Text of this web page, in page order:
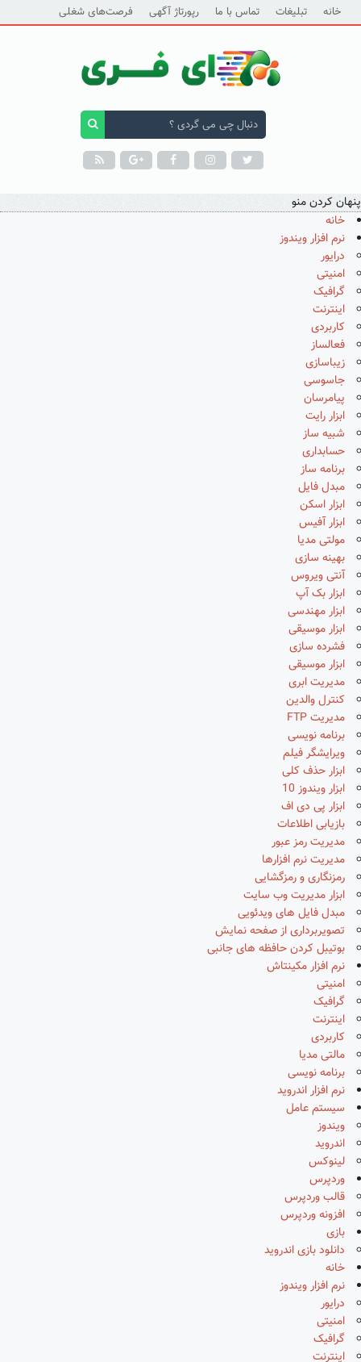
خانه تبلیغات تماس با ما رپورتاژ آگهی فرصت‌های شغلی
پنهان کردن منو
خانه
نرم افزار ویندوز
درایور
امنیتی
گرافیک
اینترنت
کاربردی
فعالساز
زیباسازی
جاسوسی
پیامرسان
ابزار رایت
شبیه ساز
حسابداری
برنامه ساز
مبدل فایل
ابزار اسکن
ابزار آفیس
مولتی مدیا
بهینه سازی
آنتی ویروس
ابزار بک آپ
ابزار مهندسی
ابزار موسیقی
فشرده سازی
ابزار موسیقی
مدیریت ابری
کنترل والدین
مدیریت FTP
برنامه نویسی
ویرایشگر فیلم
ابزار حذف کلی
ابزار ویندوز 10
ابزار پی دی اف
بازیابی اطلاعات
مدیریت رمز عبور
مدیریت نرم افزارها
رمزنگاری و رمزگشایی
ابزار مدیریت وب سایت
مبدل فایل های ویدئویی
تصویربرداری از صفحه نمایش
بوتیبل کردن حافظه های جانبی
نرم افزار مکینتاش
امنیتی
گرافیک
اینترنت
کاربردی
مالتی مدیا
برنامه نویسی
نرم افزار اندروید
سیستم عامل
ویندوز
اندروید
لینوکس
وردپرس
قالب وردپرس
افزونه وردپرس
بازی
دانلود بازی اندروید
خانه
نرم افزار ویندوز
درایور
امنیتی
گرافیک
اینترنت